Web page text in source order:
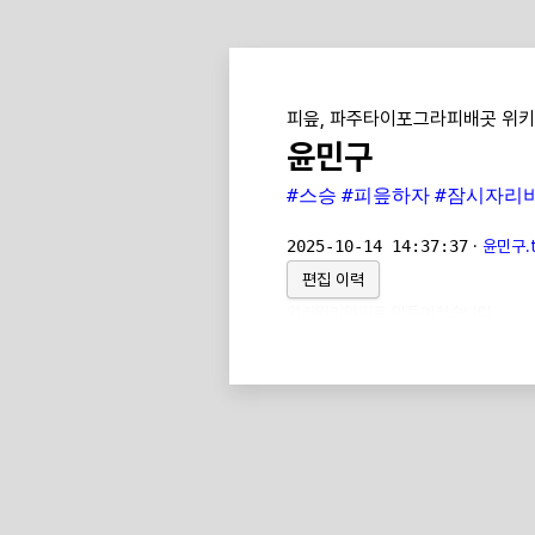
피읖, 파주타이포그라피배곳 위키
윤민구
#스승 #피읖하자 #잠시자리
2025-10-14 14:37:37 · 윤민구
편집 이력